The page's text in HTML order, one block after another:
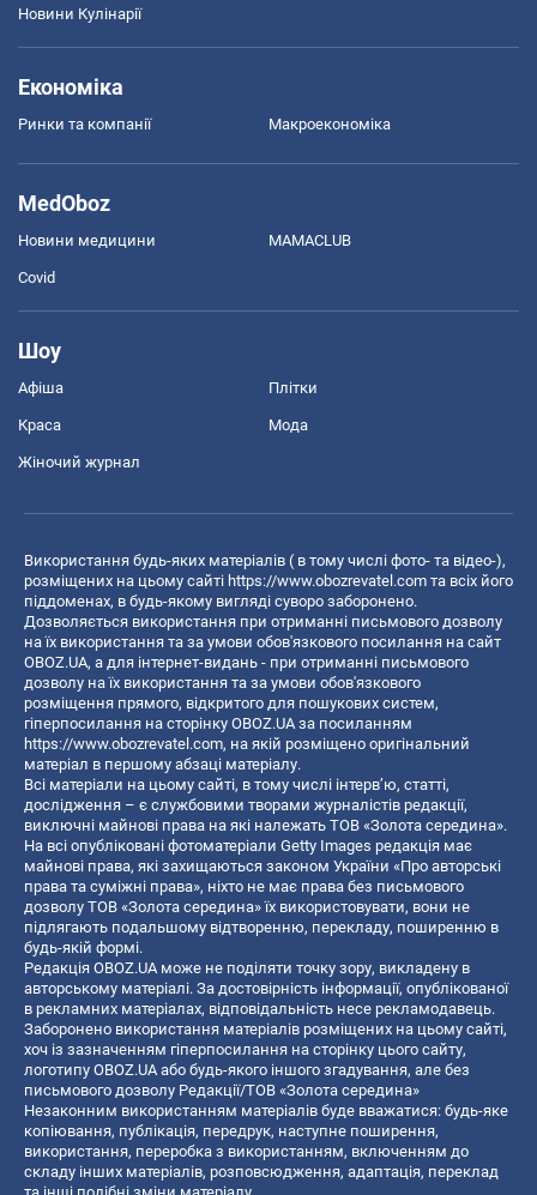
Новини Кулінарії
Економіка
Ринки та компанії Макроекономіка
MedOboz
Новини медицини MAMACLUB
Covid
Шоу
Афіша Плітки
Краса Мода
Жіночий журнал
Використання будь-яких матеріалів ( в тому числі фото- та відео-),
розміщених на цьому сайті https://www.obozrevatel.com та всіх його
піддоменах, в будь-якому вигляді суворо заборонено.
Дозволяється використання при отриманні письмового дозволу
на їх використання та за умови обов'язкового посилання на сайт
OBOZ.UA, а для інтернет-видань - при отриманні письмового
дозволу на їх використання та за умови обов'язкового
розміщення прямого, відкритого для пошукових систем,
гіперпосилання на сторінку OBOZ.UA за посиланням
https://www.obozrevatel.com, на якій розміщено оригінальний
матеріал в першому абзаці матеріалу.
Всі матеріали на цьому сайті, в тому числі інтерв’ю, статті,
дослідження – є службовими творами журналістів редакції,
виключні майнові права на які належать ТОВ «Золота середина».
На всі опубліковані фотоматеріали Getty Images редакція має
майнові права, які захищаються законом України «Про авторські
права та суміжні права», ніхто не має права без письмового
дозволу ТОВ «Золота середина» їх використовувати, вони не
підлягають подальшому відтворенню, перекладу, поширенню в
будь-якій формі.
Редакція OBOZ.UA може не поділяти точку зору, викладену в
авторському матеріалі. За достовірність інформації, опублікованої
в рекламних матеріалах, відповідальність несе рекламодавець.
Заборонено використання матеріалів розміщених на цьому сайті,
хоч із зазначенням гіперпосилання на сторінку цього сайту,
логотипу OBOZ.UA або будь-якого іншого згадування, але без
письмового дозволу Редакції/ТОВ «Золота середина»
Незаконним використанням матеріалів буде вважатися: будь-яке
копiювання, публiкацiя, передрук, наступне поширення,
використання, переробка з використанням, включенням до
складу інших матеріалів, розповсюдження, адаптація, переклад